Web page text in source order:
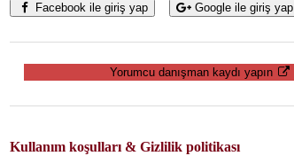
Facebook ile giriş yap Google ile giriş yap
Yorumcu danışman kaydı yapın
Kullanım koşulları & Gizlilik politikası